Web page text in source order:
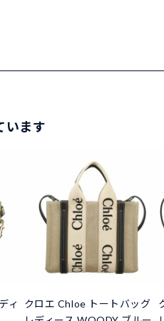
います
ィ
クロエ Chloe トートバッグ